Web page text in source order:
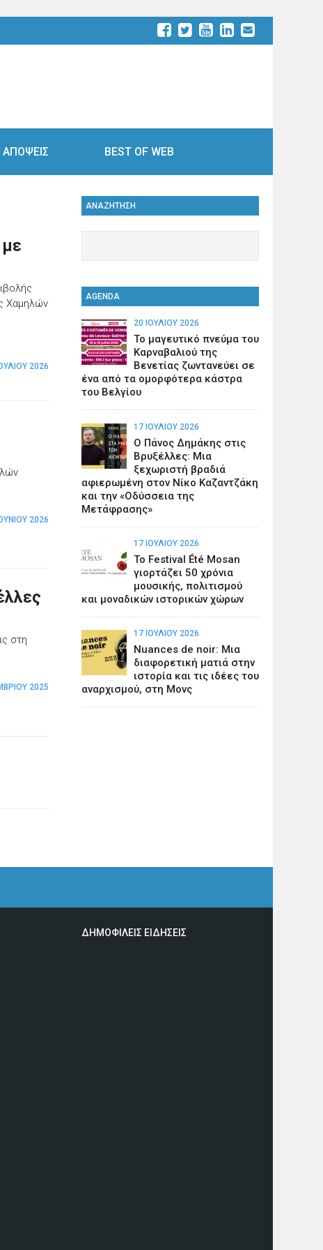
ΑΠΟΨΕΙΣ BEST OF WEB
Χαμηλών
2026
2026
στη
2025
ΑΝΑΖΗΤΗΣΗ
AGENDA
20 ΙΟΥΛΊΟΥ 2026
Το μαγευτικό πνεύμα του
Καρναβαλιού της
Βενετίας ζωντανεύει σε
ένα από τα ομορφότερα κάστρα
του Βελγίου
17 ΙΟΥΛΊΟΥ 2026
Ο Πάνος Δημάκης στις
Βρυξέλλες: Μια
ξεχωριστή βραδιά
αφιερωμένη στον Νίκο Καζαντζάκη
και την «Οδύσσεια της
Μετάφρασης»
17 ΙΟΥΛΊΟΥ 2026
Το Festival Été Mosan
γιορτάζει 50 χρόνια
μουσικής, πολιτισμού
και μοναδικών ιστορικών χώρων
17 ΙΟΥΛΊΟΥ 2026
Nuances de noir: Μια
διαφορετική ματιά στην
ιστορία και τις ιδέες του
αναρχισμού, στη Μονς
ΔΗΜΟΦΙΛΕΙΣ ΕΙΔΗΣΕΙΣ